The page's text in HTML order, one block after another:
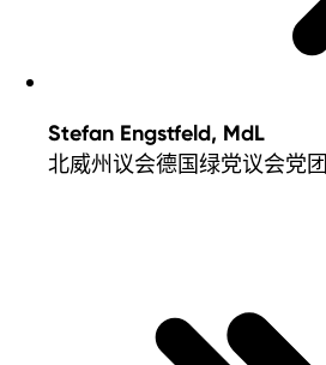
Stefan Engstfeld, MdL
北威州议会德国绿党议会党团